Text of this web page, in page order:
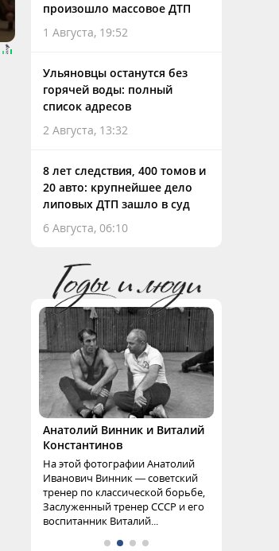
произошло массовое ДТП
1 Августа, 19:52
Ульяновцы останутся без
горячей воды: полный
список адресов
2 Августа, 13:32
8 лет следствия, 400 томов и
20 авто: крупнейшее дело
липовых ДТП зашло в суд
6 Августа, 06:10
Анатолий Винник и Виталий
Константинов
На этой фотографии Анатолий
Иванович Винник — советский
тренер по классической борьбе,
Заслуженный тренер СССР и его
воспитанник Виталий...